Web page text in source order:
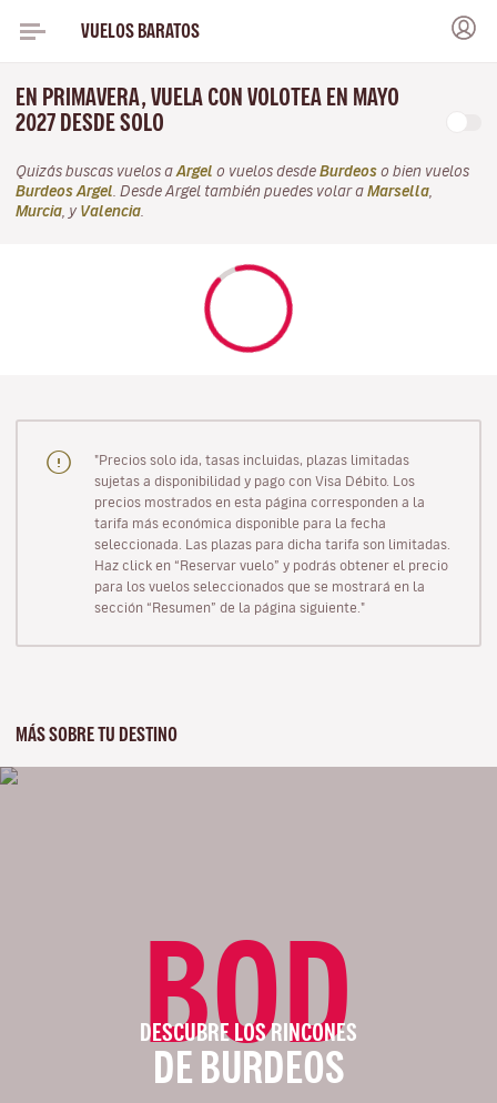
VUELOS BARATOS
EN PRIMAVERA, VUELA CON VOLOTEA EN MAYO
2027 DESDE SOLO
Quizás buscas vuelos a Argel o vuelos desde Burdeos o bien vuelos
Burdeos Argel . Desde Argel también puedes volar a Marsella
Murcia , y Valencia
"Precios solo ida, tasas incluidas, plazas limitadas
sujetas a disponibilidad y pago con Visa Débito. Los
precios mostrados en esta página corresponden a la
tarifa más económica disponible para la fecha
seleccionada. Las plazas para dicha tarifa son limitadas.
Haz click en “Reservar vuelo” y podrás obtener el precio
para los vuelos seleccionados que se mostrará en la
sección “Resumen” de la página siguiente."
MÁS SOBRE TU DESTINO
BOD
DESCUBRE LOS RINCONES
DE BURDEOS